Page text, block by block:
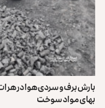
بارش برف و سردی هوا در
بهای مواد سوخت